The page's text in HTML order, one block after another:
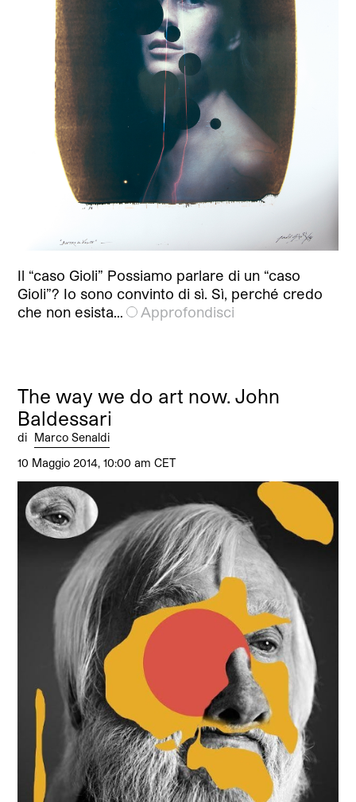
Il “caso Gioli” Possiamo parlare di un “caso
Gioli”? Io sono convinto di sì. Sì, perché credo
che non esista…
Approfondisci
The way we do art now. John
Baldessari
di Marco Senaldi
10 Maggio 2014, 10:00 am CET